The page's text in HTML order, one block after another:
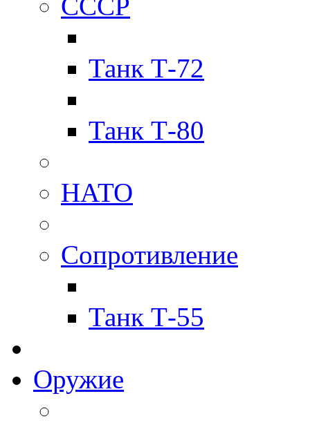
Танк Т-72
Танк Т-80
НАТО
Сопротивление
Танк Т-55
Оружие